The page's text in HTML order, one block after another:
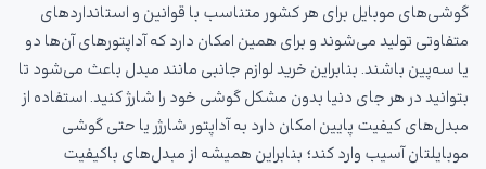
گوشی‌های موبایل برای هر کشور متناسب با قوانین و استانداردهای
متفاوتی تولید می‌شوند و برای همین امکان دارد که آداپتورهای آن‌ها دو
یا سه‌پین باشند. بنابراین خرید لوازم جانبی مانند مبدل باعث می‌شود تا
بتوانید در هر جای دنیا بدون مشکل گوشی خود را شارژ کنید. استفاده از
مبدل‌های کیفیت پایین امکان دارد به آداپتور شارژر یا حتی گوشی
موبایلتان آسیب وارد کند؛ بنابراین همیشه از مبدل‌های باکیفیت